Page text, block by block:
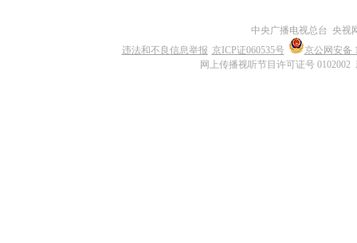
中央广播电视总台 央视
违法和不良信息举报 京ICP证060535号
京公网安备
网上传播视听节目许可证号 0102002